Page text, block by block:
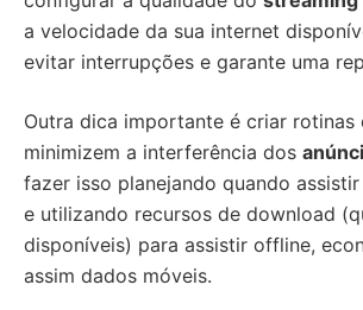
a velocidade da sua internet
evitar interrupções e garante uma
Outra dica importante é criar rotinas
minimizem a interferência dos
fazer isso planejando quando
e utilizando recursos de download
disponíveis) para assistir offline,
assim dados móveis.